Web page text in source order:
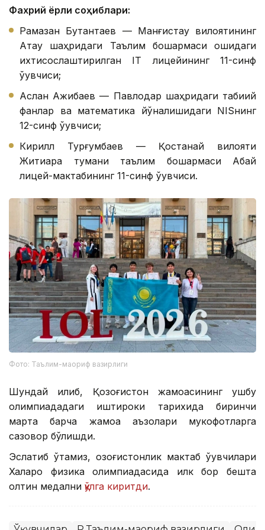
Фахрий ёрлиқ соҳиблари:
Рамазан Бутантаев — Манғистау вилоятининг
Ақтау шаҳридаги Таълим бошқармаси қошидаги
ихтисослаштирилган IТ лицейининг 11-синф
ўқувчиси;
Аслан Ажибаев — Павлодар шаҳридаги табиий
фанлар ва математика йўналишидаги NISнинг
12-синф ўқувчиси;
Кирилл Турғумбаев — Қостанай вилояти
Житиқара тумани таълим бошқармаси Абай
лицей-мактабининг 11-синф ўқувчиси.
Фото: Таълим-маориф вазирлиги
Шундай қилиб, Қозоғистон жамоасининг ушбу
олимпиададаги иштироки тарихида биринчи
марта барча жамоа аъзолари мукофотларга
сазовор бўлишди.
Эслатиб ўтамиз, қозоғистонлик мактаб ўқувчилари
Халқаро физика олимпиадасида илк бор бешта
олтин медални қўлга киритди.